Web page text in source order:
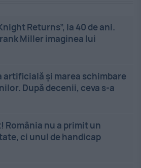
Returns”, la 40 de ani.
Miller imaginea lui
și marea schimbare
După decenii, ceva s-a
România nu a primit un
ci unul de handicap